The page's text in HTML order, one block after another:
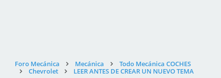
Foro Mecánica Mecánica
Todo Mecánica COCHES
Chevrolet
LEER ANTES DE CREAR UN NUEVO TEMA